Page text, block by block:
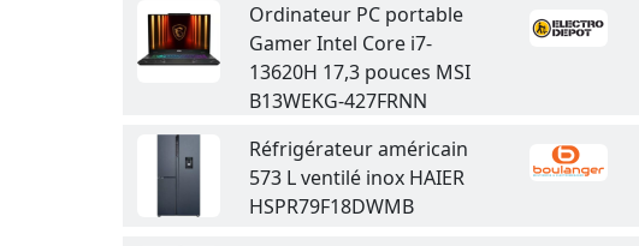
Ordinateur PC portable
Gamer Intel Core i7-
13620H 17,3 pouces MSI
B13WEKG-427FRNN
Réfrigérateur américain
573 L ventilé inox HAIER
HSPR79F18DWMB